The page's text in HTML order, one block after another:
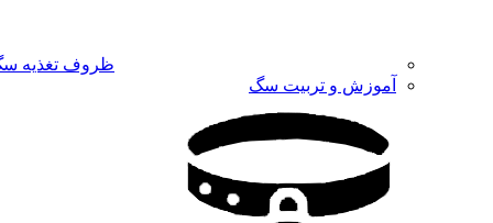
ظروف تغذیه
آموزش و تربیت سگ